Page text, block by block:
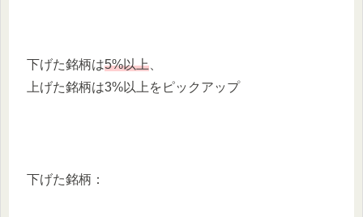
下げた銘柄は5%以上
上げた銘柄は3%以上をピックアップ
下げた銘柄：